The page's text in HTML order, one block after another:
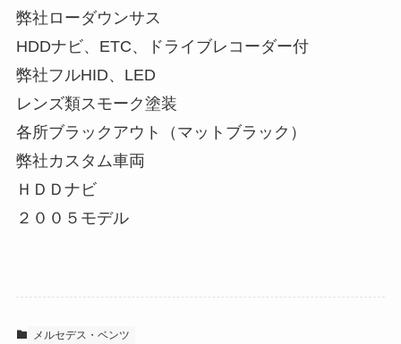
弊社ローダウンサス
HDDナビ、ETC、ドライブレコーダー付
弊社フルHID、LED
レンズ類スモーク塗装
各所ブラックアウト（マットブラック）
弊社カスタム車両
ＨＤＤナビ
２００５モデル
メルセデス・ベンツ